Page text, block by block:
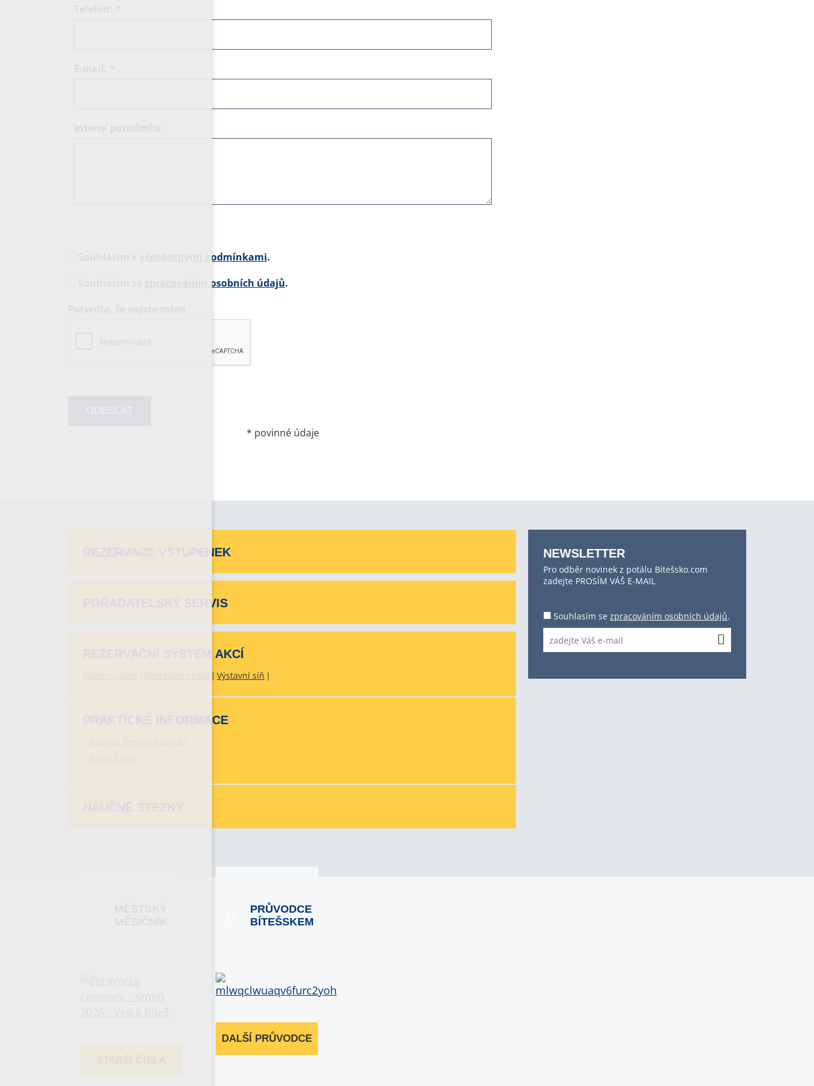
všeobecnými podmínkami.
zpracováním osobních údajů.
* povinné údaje
REZERVACE VSTUPENEK
POŘADATELSKÝ SERVIS
REZERVAČNÍ SYSTÉM AKCÍ
Výstavní síň
PRAKTICKÉ INFORMACE
NEWSLETTER
Pro odběr novinek z potálu Bítešsko.com
zadejte PROSÍM VÁŠ E-MAIL
Souhlasím se zpracováním osobních údajů.
PRŮVODCE
BÍTEŠSKEM
DALŠÍ PRŮVODCE